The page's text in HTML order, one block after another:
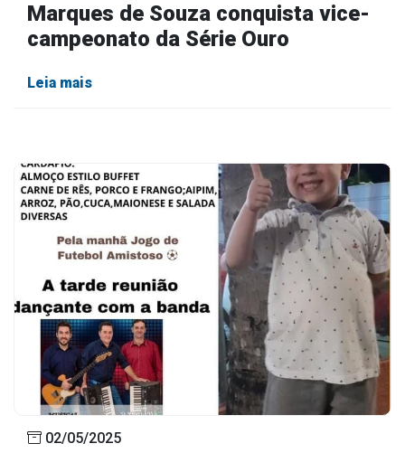
Marques de Souza conquista vice-
campeonato da Série Ouro
Leia mais
02/05/2025